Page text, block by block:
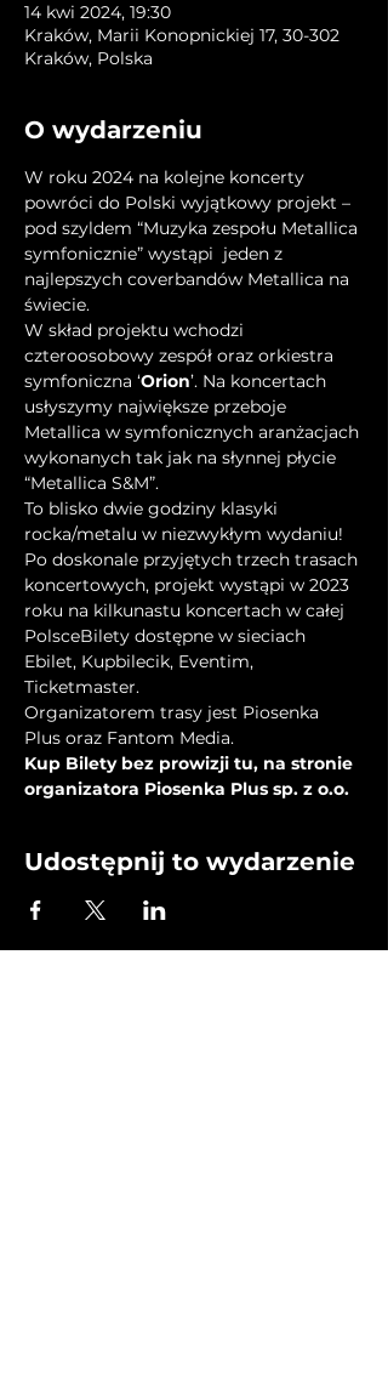
14 kwi 2024, 19:30
Kraków, Marii Konopnickiej 17, 30-302
Kraków, Polska
O wydarzeniu
W roku 2024 na kolejne koncerty
powróci do Polski wyjątkowy projekt –
pod szyldem “Muzyka zespołu Metallica
symfonicznie” wystąpi  jeden z
najlepszych coverbandów Metallica na
świecie.
W skład projektu wchodzi
czteroosobowy zespół oraz orkiestra
symfoniczna ‘Orion’. Na koncertach
usłyszymy największe przeboje
Metallica w symfonicznych aranżacjach
wykonanych tak jak na słynnej płycie
“Metallica S&M”.
To blisko dwie godziny klasyki
rocka/metalu w niezwykłym wydaniu!
Po doskonale przyjętych trzech trasach
koncertowych, projekt wystąpi w 2023
roku na kilkunastu koncertach w całej
PolsceBilety dostępne w sieciach
Ebilet, Kupbilecik, Eventim,
Ticketmaster.
Organizatorem trasy jest Piosenka
Plus oraz Fantom Media.
Kup Bilety bez prowizji tu, na stronie
organizatora Piosenka Plus sp. z o.o.
Udostępnij to wydarzenie